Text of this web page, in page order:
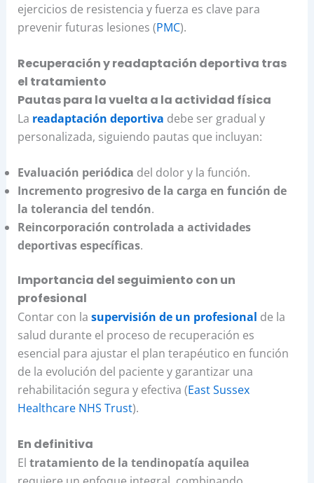
ejercicios de resistencia y fuerza es clave para
prevenir futuras lesiones (PMC).
Recuperación y readaptación deportiva tras
el tratamiento
Pautas para la vuelta a la actividad física
La readaptación deportiva debe ser gradual y
personalizada, siguiendo pautas que incluyan:
Evaluación periódica del dolor y la función.
Incremento progresivo de la carga en función de
la tolerancia del tendón.
Reincorporación controlada a actividades
deportivas específicas.
Importancia del seguimiento con un
profesional
Contar con la supervisión de un profesional de la
salud durante el proceso de recuperación es
esencial para ajustar el plan terapéutico en función
de la evolución del paciente y garantizar una
rehabilitación segura y efectiva (East Sussex
Healthcare NHS Trust).
En definitiva
El tratamiento de la tendinopatía aquilea